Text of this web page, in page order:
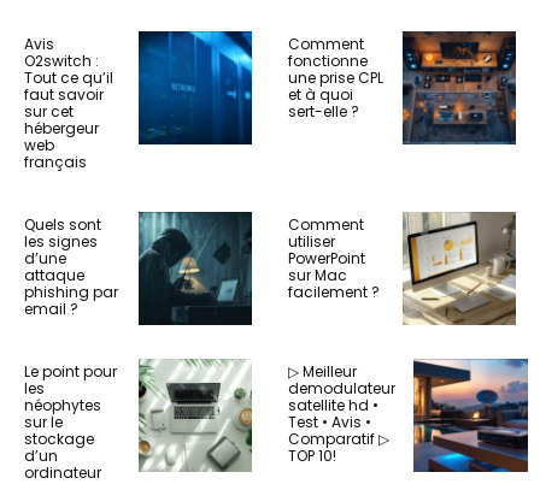
Avis
O2switch :
Tout ce qu’il
faut savoir
sur cet
hébergeur
web
français
Comment
fonctionne
une prise CPL
et à quoi
sert-elle ?
Quels sont
les signes
d’une
attaque
phishing par
email ?
Comment
utiliser
PowerPoint
sur Mac
facilement ?
Le point pour
les
néophytes
sur le
stockage
d’un
ordinateur
▷ Meilleur
demodulateur
satellite hd •
Test • Avis •
Comparatif ▷
TOP 10!